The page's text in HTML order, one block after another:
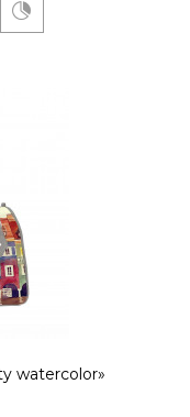
watercolor»